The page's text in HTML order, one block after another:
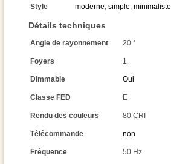
Style moderne, simple, minimaliste
Détails techniques
Angle de rayonnement 20 °
Foyers 1
Dimmable Oui
Classe FED E
Rendu des couleurs 80 CRI
Télécommande non
Fréquence 50 Hz